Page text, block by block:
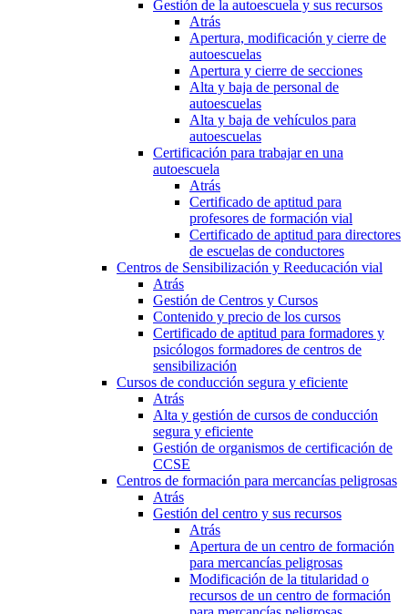
Gestión de la autoescuela y sus recursos
Atrás
Apertura, modificación y cierre de
autoescuelas
Apertura y cierre de secciones
Alta y baja de personal de
autoescuelas
Alta y baja de vehículos para
autoescuelas
Certificación para trabajar en una
autoescuela
Atrás
Certificado de aptitud para
profesores de formación vial
Certificado de aptitud para directores
de escuelas de conductores
Centros de Sensibilización y Reeducación vial
Atrás
Gestión de Centros y Cursos
Contenido y precio de los cursos
Certificado de aptitud para formadores y
psicólogos formadores de centros de
sensibilización
Cursos de conducción segura y eficiente
Atrás
Alta y gestión de cursos de conducción
segura y eficiente
Gestión de organismos de certificación de
CCSE
Centros de formación para mercancías peligrosas
Atrás
Gestión del centro y sus recursos
Atrás
Apertura de un centro de formación
para mercancías peligrosas
Modificación de la titularidad o
recursos de un centro de formación